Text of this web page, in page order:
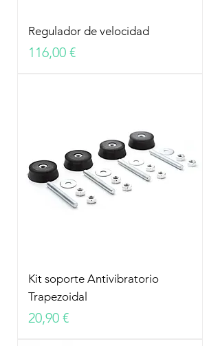
Regulador de velocidad
Precio
116,00 €
Kit soporte Antivibratorio
Trapezoidal
Precio
20,90 €